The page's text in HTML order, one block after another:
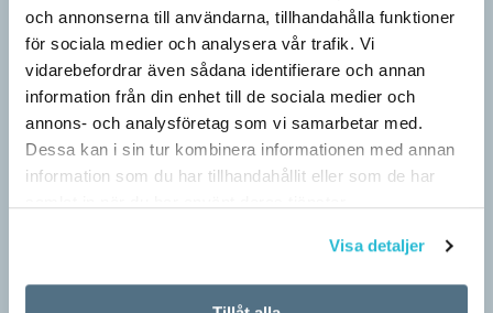
och annonserna till användarna, tillhandahålla funktioner
för sociala medier och analysera vår trafik. Vi
vidarebefordrar även sådana identifierare och annan
information från din enhet till de sociala medier och
annons- och analysföretag som vi samarbetar med.
Dessa kan i sin tur kombinera informationen med annan
information som du har tillhandahållit eller som de har
Visa detaljer
Rör inte mitt asså!
Vet ni vad småord är? Ja, det är små ord. Låt mig förklara vad
jag i dag menar med småord. Jag vet att jag i…